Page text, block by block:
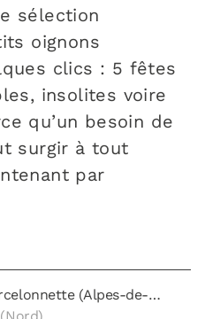
(Alpes-de-
sélection
oignons
clics : 5 fêtes
insolites voire
qu’un besoin de
surgir à tout
par